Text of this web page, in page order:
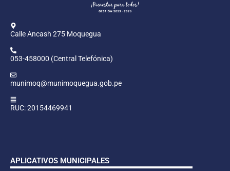
Calle Ancash 275 Moquegua
053-458000 (Central Telefónica)
munimoq@munimoquegua.gob.pe
RUC: 20154469941
APLICATIVOS MUNICIPALES